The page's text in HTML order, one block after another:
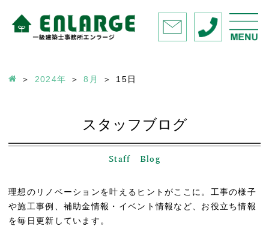
2024年 8月 15日
スタッフブログ
Staff Blog
理想のリノベーションを叶えるヒントがここに。工事の様子
や施工事例、補助金情報・イベント情報など、お役立ち情報
を毎日更新しています。